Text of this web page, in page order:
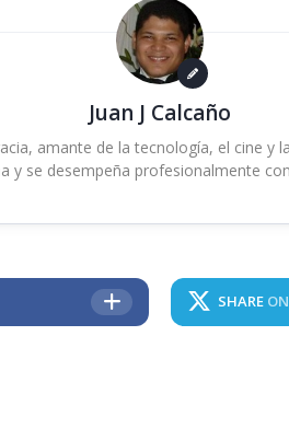
Juan J Calcaño
amante de la tecnología, el cine y
y se desempeña profesionalmente
SHARE